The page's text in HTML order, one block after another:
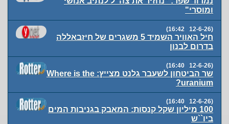
ומוסרי"
(12-6-26 16:42)
חיל האוויר השמיד 5 משגרים של חיזבאללה
בדרום לבנון
(12-6-26 16:40)
שר הביטחון לשעבר גלנט מצייץ: Where is the
uranium?
(12-6-26 16:40)
100 מיליון שקל קנסות: המאבק בגניבות המים
ביו``ש